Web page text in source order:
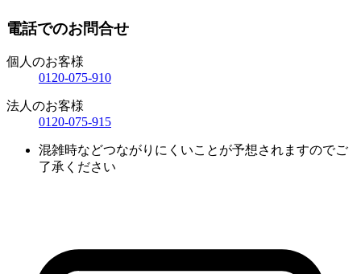
電話でのお問合せ
個人のお客様
0120-075-910
法人のお客様
0120-075-915
混雑時などつながりにくいことが予想されますのでご
了承ください